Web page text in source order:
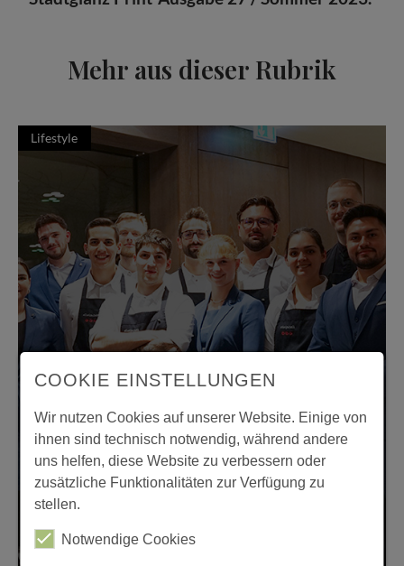
Mehr aus dieser Rubrik
Lifestyle
COOKIE EINSTELLUNGEN
Wir nutzen Cookies auf unserer Website. Einige von
ihnen sind technisch notwendig, während andere
uns helfen, diese Website zu verbessern oder
zusätzliche Funktionalitäten zur Verfügung zu
stellen.
Notwendige Cookies